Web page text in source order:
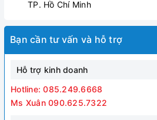
TP. Hồ Chí Minh
Bạn cần tư vấn và hỗ trợ
Hỗ trợ kinh doanh
Hotline: 085.249.6668
Ms Xuân 090.625.7322